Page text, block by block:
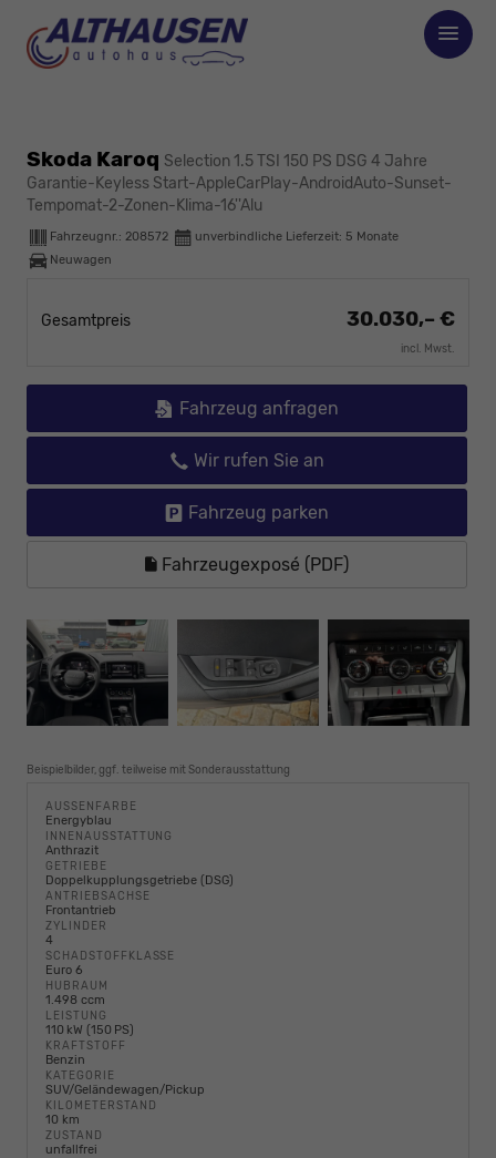
Skoda Karoq Selection 1.5 TSI 150 PS DSG 4 Jahre
Garantie-Keyless Start-AppleCarPlay-AndroidAuto-Sunset-
Tempomat-2-Zonen-Klima-16''Alu
Fahrzeugnr.: 208572 unverbindliche Lieferzeit: 5 Monate
Neuwagen
Gesamtpreis 30.030,– €
incl. Mwst.
Fahrzeug anfragen
Wir rufen Sie an
Fahrzeug parken
Fahrzeugexposé (PDF)
Beispielbilder, ggf. teilweise mit Sonderausstattung
AUSSENFARBE
Energyblau
INNENAUSSTATTUNG
Anthrazit
GETRIEBE
Doppelkupplungsgetriebe (DSG)
ANTRIEBSACHSE
Frontantrieb
ZYLINDER
4
SCHADSTOFFKLASSE
Euro 6
HUBRAUM
1.498 ccm
LEISTUNG
110 kW (150 PS)
KRAFTSTOFF
Benzin
KATEGORIE
SUV/Geländewagen/Pickup
KILOMETERSTAND
10 km
ZUSTAND
unfallfrei